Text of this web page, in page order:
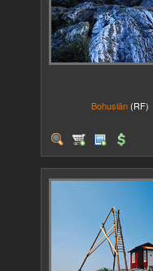
Bohuslän (RF)